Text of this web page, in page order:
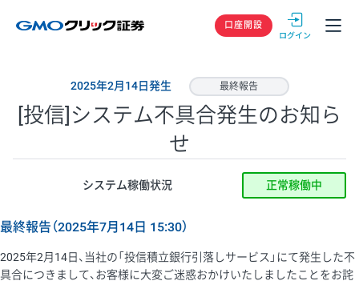
GMOクリック
口座開設
2025年2月14日発生 最終報告
[投信]システム不具合発生のお知ら
せ
システム稼働状況 正常稼働中
最終報告（2025年7月14日 15:30）
2025年2月14日、当社の「投信積立銀行引落しサービス」にて発生した不
具合につきまして、お客様に大変ご迷惑おかけいたしましたことをお詫